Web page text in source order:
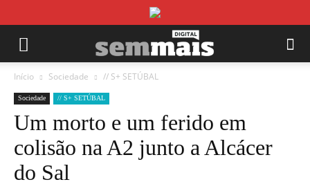
Início Sociedade // S+ SETÚBAL
Sociedade // S+ SETÚBAL
Um morto e um ferido em
colisão na A2 junto a Alcácer
do Sal